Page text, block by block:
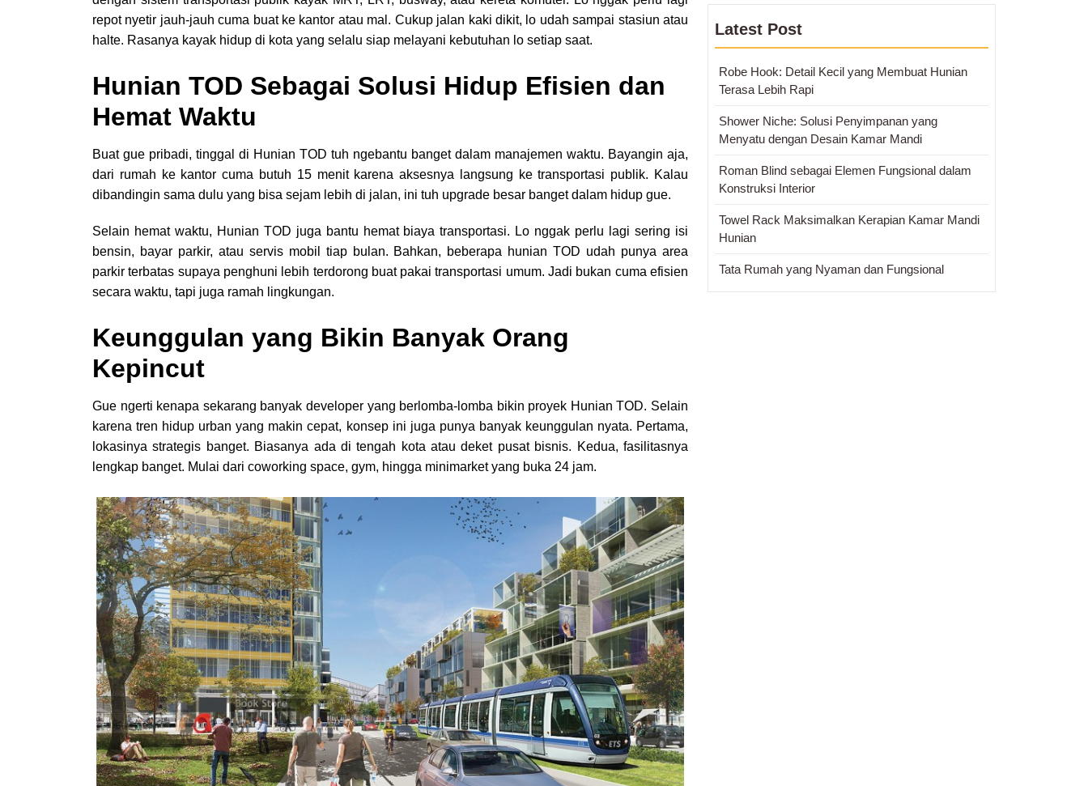
repot nyetir jauh-jauh cuma buat ke kantor atau mal. Cukup jalan kaki dikit, lo udah sampai stasiun atau
halte. Rasanya kayak hidup di kota yang selalu siap melayani kebutuhan lo setiap saat.
Hunian TOD Sebagai Solusi Hidup Efisien dan
Hemat Waktu
Buat gue pribadi, tinggal di Hunian TOD tuh ngebantu banget dalam manajemen waktu. Bayangin aja,
dari rumah ke kantor cuma butuh 15 menit karena aksesnya langsung ke transportasi publik. Kalau
dibandingin sama dulu yang bisa sejam lebih di jalan, ini tuh upgrade besar banget dalam hidup gue.
Selain hemat waktu, Hunian TOD juga bantu hemat biaya transportasi. Lo nggak perlu lagi sering isi
bensin, bayar parkir, atau servis mobil tiap bulan. Bahkan, beberapa hunian TOD udah punya area
parkir terbatas supaya penghuni lebih terdorong buat pakai transportasi umum. Jadi bukan cuma efisien
secara waktu, tapi juga ramah lingkungan.
Keunggulan yang Bikin Banyak Orang
Kepincut
Gue ngerti kenapa sekarang banyak developer yang berlomba-lomba bikin proyek Hunian TOD. Selain
karena tren hidup urban yang makin cepat, konsep ini juga punya banyak keunggulan nyata. Pertama,
lokasinya strategis banget. Biasanya ada di tengah kota atau deket pusat bisnis. Kedua, fasilitasnya
lengkap banget. Mulai dari coworking space, gym, hingga minimarket yang buka 24 jam.
Latest Post
Robe Hook: Detail Kecil yang Membuat Hunian
Terasa Lebih Rapi
Shower Niche: Solusi Penyimpanan yang
Menyatu dengan Desain Kamar Mandi
Roman Blind sebagai Elemen Fungsional dalam
Konstruksi Interior
Towel Rack Maksimalkan Kerapian Kamar Mandi
Hunian
Tata Rumah yang Nyaman dan Fungsional